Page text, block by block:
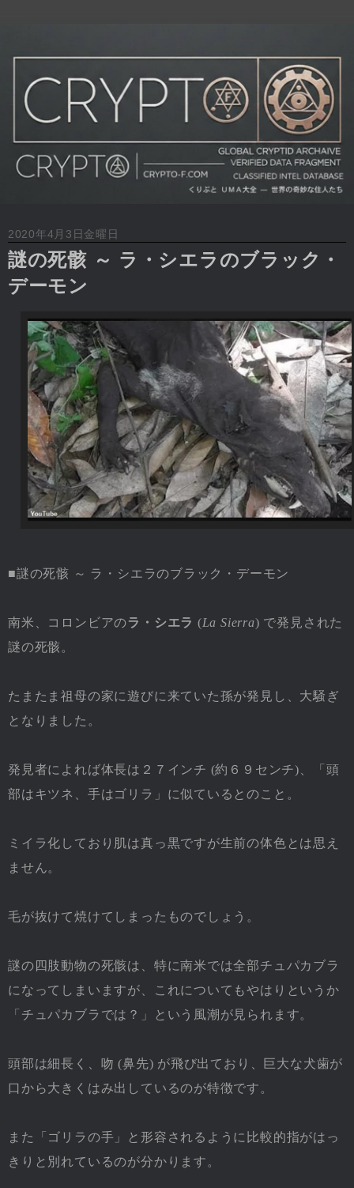
2020年4月3日金曜日
謎の死骸 ～ ラ・シエラのブラック・
デーモン
■謎の死骸 ～ ラ・シエラのブラック・デーモン
南米、コロンビアのラ・シエラ (La Sierra) で発見された
謎の死骸。
たまたま祖母の家に遊びに来ていた孫が発見し、大騒ぎ
となりました。
発見者によれば体長は２７インチ (約６９センチ)、「頭
部はキツネ、手はゴリラ」に似ているとのこと。
ミイラ化しており肌は真っ黒ですが生前の体色とは思え
ません。
毛が抜けて焼けてしまったものでしょう。
謎の四肢動物の死骸は、特に南米では全部チュパカブラ
になってしまいますが、これについてもやはりというか
「チュパカブラでは？」という風潮が見られます。
頭部は細長く、吻 (鼻先) が飛び出ており、巨大な犬歯が
口から大きくはみ出しているのが特徴です。
また「ゴリラの手」と形容されるように比較的指がはっ
きりと別れているのが分かります。